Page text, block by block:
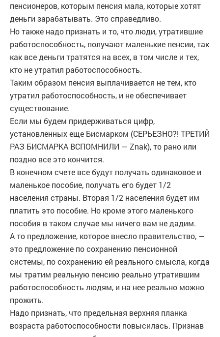
пенсионеров, которым пенсия мала, которые хотят
деньги зарабатывать. Это справедливо.
Но также надо признать и то, что люди, утратившие
работоспособность, получают маленькие пенсии, так
как все деньги тратятся на всех, в том числе и тех,
кто не утратил работоспособность.
Таким образом пенсия выплачивается не тем, кто
утратил работоспособность, и не обеспечивает
существование.
Если мы будем придерживаться цифр,
установленных еще Бисмарком (СЕРЬЕЗНО?! ТРЕТИЙ
РАЗ БИСМАРКА ВСПОМНИЛИ — Znak), то рано или
поздно все это кончится.
В конечном счете все будут получать одинаковое и
маленькое пособие, получать его будет 1/2
населения страны. Вторая 1/2 населения будет им
платить это пособие. Но кроме этого маленького
пособия в таком случае мы ничего вам не дадим.
А то предложение, которое внесло правительство, —
это предложение по сохранению пенсионной
системы, по сохранению ей реального смысла, когда
мы тратим реальную пенсию реально утратившим
работоспособность людям, и на нее реально можно
прожить.
Надо признать, что предельная верхняя планка
возраста работоспособности повысилась. Признав